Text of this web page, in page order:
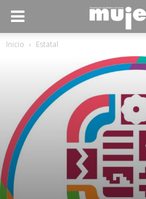
Inicio Estatal